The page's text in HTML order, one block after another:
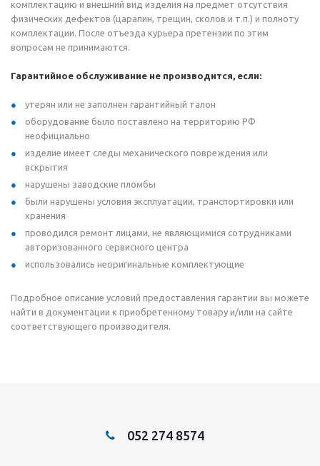
комплектацию и внешний вид изделия на предмет отсутствия
физических дефектов (царапин, трещин, сколов и т.п.) и полноту
комплектации. После отъезда курьера претензии по этим
вопросам не принимаются.
Гарантийное обслуживание не производится, если:
утерян или не заполнен гарантийный талон
оборудование было поставлено на территорию РФ
неофициально
изделие имеет следы механического повреждения или
вскрытия
нарушены заводские пломбы
были нарушены условия эксплуатации, транспортировки или
хранения
проводился ремонт лицами, не являющимися сотрудниками
авторизованного сервисного центра
использовались неоригинальные комплектующие
Подробное описание условий предоставления гарантии вы можете
найти в документации к приобретенному товару и/или на сайте
соответствующего производителя.
052 274 8574